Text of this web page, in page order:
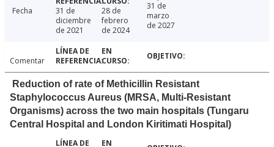
Fecha
31 de
diciembre
de 2021
28 de
febrero
de 2024
31 de
marzo
de 2027
Comentar
Reduction of rate of Methicillin Resistant
Staphylococcus Aureus (MRSA, Multi-Resistant
Organisms) across the two main hospitals (Tungaru
Central Hospital and London Kiritimati Hospital)